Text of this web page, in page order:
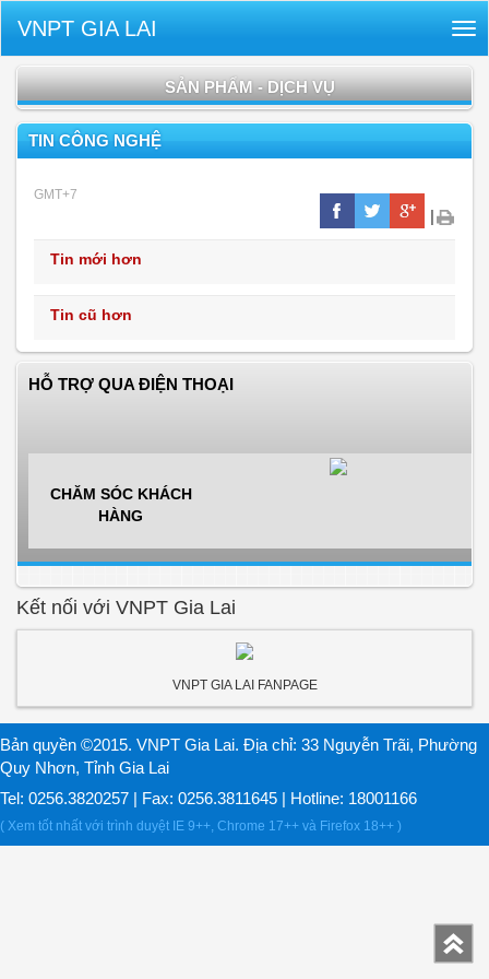
VNPT GIA LAI
SẢN PHẨM - DỊCH VỤ
TIN CÔNG NGHỆ
GMT+7
|
Tin mới hơn
Tin cũ hơn
HỖ TRỢ QUA ĐIỆN THOẠI
CHĂM SÓC KHÁCH
HÀNG
Kết nối với VNPT Gia Lai
VNPT GIA LAI FANPAGE
Bản quyền ©2015. VNPT Gia Lai. Địa chỉ: 33 Nguyễn Trãi, Phường
Quy Nhơn, Tỉnh Gia Lai
Tel: 0256.3820257 | Fax: 0256.3811645 | Hotline: 18001166
( Xem tốt nhất với trình duyệt IE 9++, Chrome 17++ và Firefox 18++ )